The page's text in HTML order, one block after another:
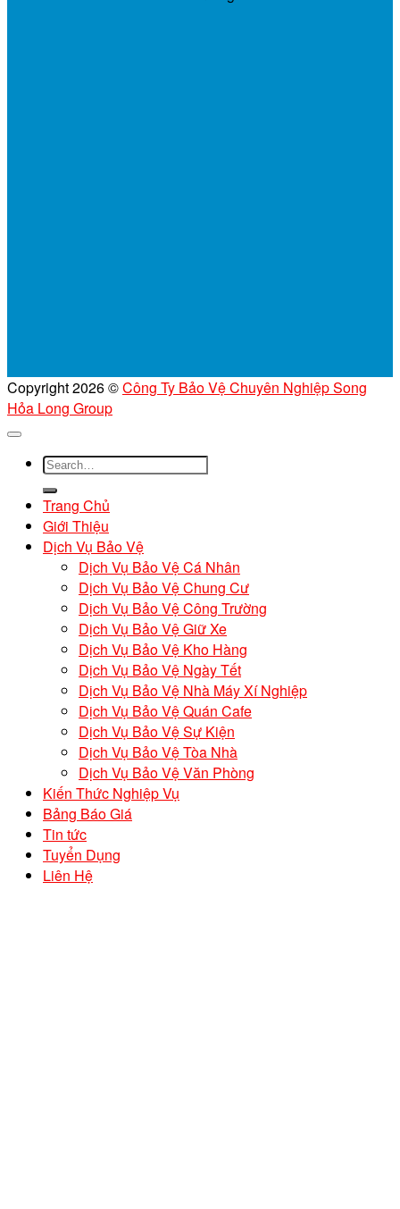
Copyright 2026 ©Công Ty Bảo Vệ Chuyên Nghiệp Song
Hỏa Long Group
Trang Chủ
Giới Thiệu
Dịch Vụ Bảo Vệ
Dịch Vụ Bảo Vệ Cá Nhân
Dịch Vụ Bảo Vệ Chung Cư
Dịch Vụ Bảo Vệ Công Trường
Dịch Vụ Bảo Vệ Giữ Xe
Dịch Vụ Bảo Vệ Kho Hàng
Dịch Vụ Bảo Vệ Ngày Tết
Dịch Vụ Bảo Vệ Nhà Máy Xí Nghiệp
Dịch Vụ Bảo Vệ Quán Cafe
Dịch Vụ Bảo Vệ Sự Kiện
Dịch Vụ Bảo Vệ Tòa Nhà
Dịch Vụ Bảo Vệ Văn Phòng
Kiến Thức Nghiệp Vụ
Bảng Báo Giá
Tin tức
Tuyển Dụng
Liên Hệ